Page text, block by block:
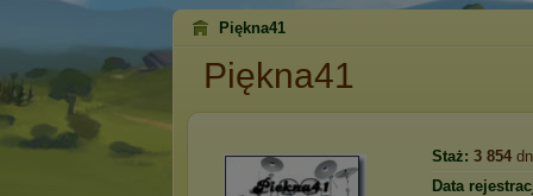
Piękna41
Piękna41
Staż: 3 854
Data